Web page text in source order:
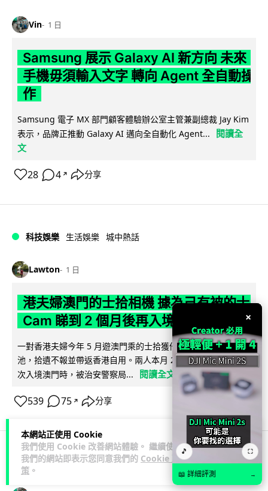
本網站正使用 Cookie
我們使用 Cookie 改善網站體驗。 繼續使用
我們的網站即表示您同意我們的 Cookie 政
策 。
Vin 1 日
Samsung 展示 Galaxy AI 新方向 未來
手機毋須輸入文字 轉向 Agent 全自動操
作
Samsung 電子 MX 部門顧客體驗辦公室主管兼副總裁 Jay Kim
表示，品牌正推動 Galaxy AI 邁向全自動化 Agent...
閱讀全
文
28 4 ↗ 分享
科技娛樂 生活娛樂 城中熱話
Lawton 1 日
港夫婦澳門的士拾相機 據為己有被的士
Cam 睇到 2 個月後再入境被捕
一對香港夫婦今年 5 月遊澳門乘的士拾獲他人遺留相機及電
池，拾遺不報並帶返香港自用。兩人本月 2 日經港珠澳大橋再
次入境澳門時，被治安警察局...
閱讀全文
539 75 ↗ 分享
3C科技 家居無線
×
🎵 ⛶
📖 詳細評測 →